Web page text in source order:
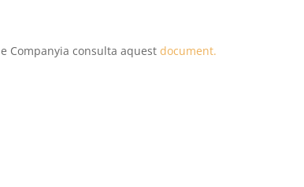
Companyia consulta aquestdocument.